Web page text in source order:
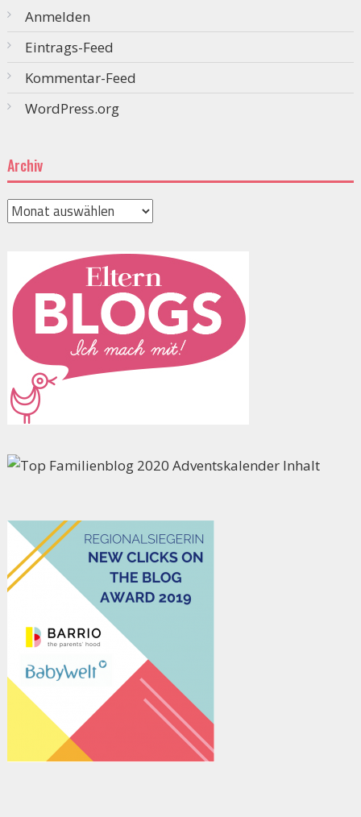
Anmelden
Eintrags-Feed
Kommentar-Feed
WordPress.org
Archiv
Archiv